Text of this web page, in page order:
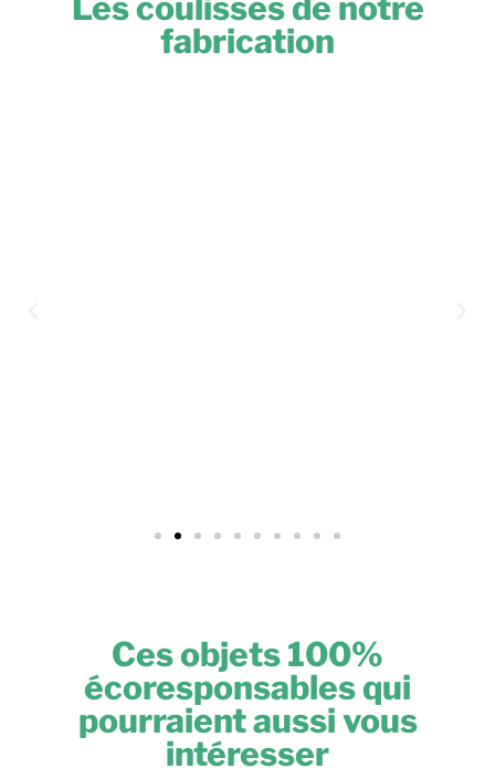
fabrication
Ces objets 100%
écoresponsables qui
pourraient aussi vous
intéresser